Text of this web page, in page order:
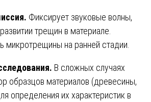
Фиксирует звуковые волны,
трещин в материале.
микротрещины на ранней стадии.
В сложных случаях
образцов материалов (древесины,
определения их характеристик в